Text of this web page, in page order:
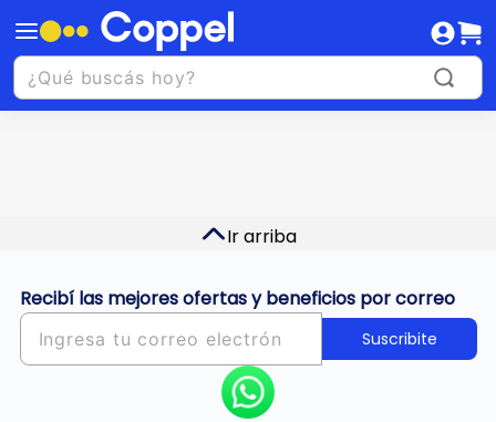
Ir arriba
Recibí las mejores ofertas y beneficios por correo
Suscribite